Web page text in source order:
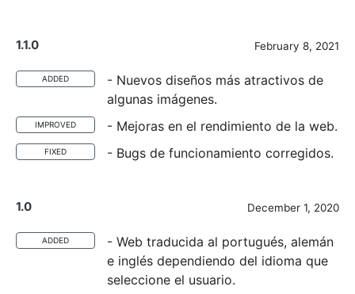
1.1.0 February 8, 2021
ADDED
- Nuevos diseños más atractivos de
algunas imágenes.
IMPROVED - Mejoras en el rendimiento de la web.
FIXED - Bugs de funcionamiento corregidos.
1.0 December 1, 2020
ADDED
- Web traducida al portugués, alemán
e inglés dependiendo del idioma que
seleccione el usuario.